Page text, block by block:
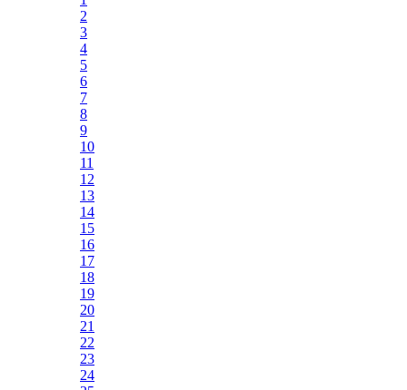
2
3
4
5
6
7
8
9
10
11
12
13
14
15
16
17
18
19
20
21
22
23
24